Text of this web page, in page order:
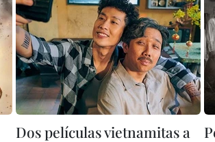
Dos películas vietnamitas a